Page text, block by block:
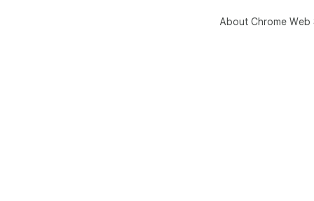
About Chrome Web